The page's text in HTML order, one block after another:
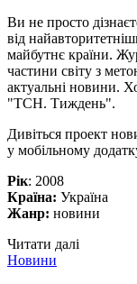
Ви не просто
від
майбутнє країни.
частини світу з
актуальні новини.
"ТСН. Тиждень".
Дивіться проект
у мобільному
Рік: 2008
Країна: Україна
Жанр: новини
Читати далі
Новини